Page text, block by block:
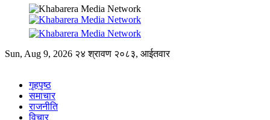
Sun, Aug 9, 2026 २४ श्रावण २०८३, आईतवार
गृहपृष्ठ
समाचार
राजनीति
विचार